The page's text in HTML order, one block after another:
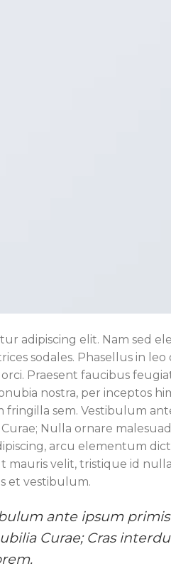
adipiscing elit. Nam sed
sodales. Phasellus in
Praesent faucibus
nostra, per inceptos
sem. Vestibulum
Nulla ornare
arcu elementum
mauris velit, tristique id
et vestibulum.
ante ipsum
Curae; Cras